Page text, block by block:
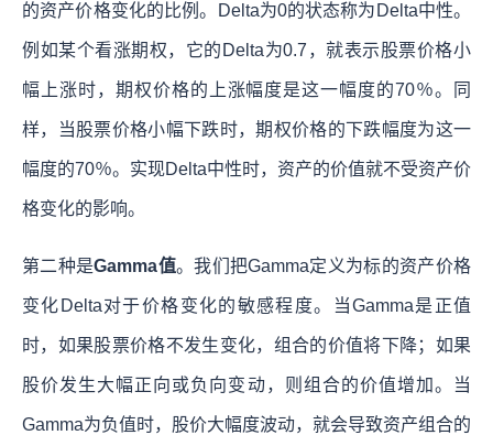
的资产价格变化的比例。Delta为0的状态称为Delta中性。
例如某个看涨期权，它的Delta为0.7，就表示股票价格小
幅上涨时，期权价格的上涨幅度是这一幅度的70％。同
样，当股票价格小幅下跌时，期权价格的下跌幅度为这一
幅度的70％。实现Delta中性时，资产的价值就不受资产价
格变化的影响。
第二种是Gamma值。我们把Gamma定义为标的资产价格
变化Delta对于价格变化的敏感程度。当Gamma是正值
时，如果股票价格不发生变化，组合的价值将下降；如果
股价发生大幅正向或负向变动，则组合的价值增加。当
Gamma为负值时，股价大幅度波动，就会导致资产组合的